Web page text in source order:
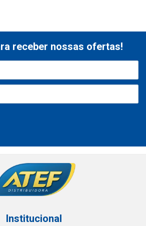
receber nossas ofertas!
Institucional